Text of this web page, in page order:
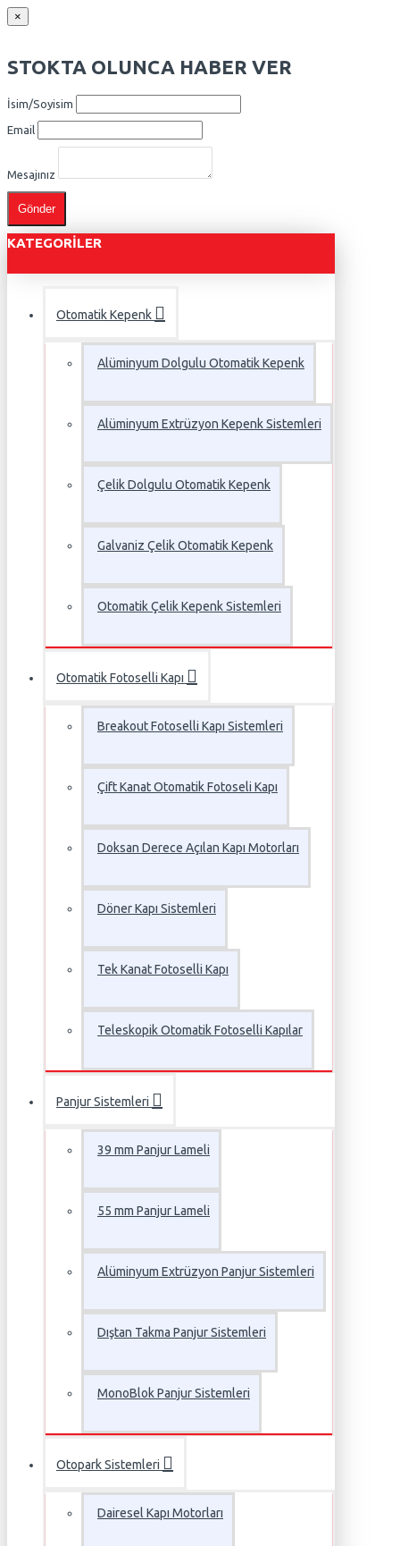
×
STOKTA OLUNCA HABER VER
İsim/Soyisim
Email
Mesajınız
Gönder
KATEGORILER
Otomatik Kepenk
Alüminyum Dolgulu Otomatik Kepenk
Alüminyum Extrüzyon Kepenk Sistemleri
Çelik Dolgulu Otomatik Kepenk
Galvaniz Çelik Otomatik Kepenk
Otomatik Çelik Kepenk Sistemleri
Otomatik Fotoselli Kapı
Breakout Fotoselli Kapı Sistemleri
Çift Kanat Otomatik Fotoseli Kapı
Doksan Derece Açılan Kapı Motorları
Döner Kapı Sistemleri
Tek Kanat Fotoselli Kapı
Teleskopik Otomatik Fotoselli Kapılar
Panjur Sistemleri
39 mm Panjur Lameli
55 mm Panjur Lameli
Alüminyum Extrüzyon Panjur Sistemleri
Dıştan Takma Panjur Sistemleri
MonoBlok Panjur Sistemleri
Otopark Sistemleri
Dairesel Kapı Motorları